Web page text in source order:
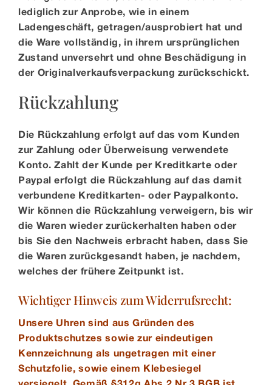
lediglich zur Anprobe, wie in einem
Ladengeschäft, getragen/ausprobiert hat und
die Ware vollständig, in ihrem ursprünglichen
Zustand unversehrt und ohne Beschädigung in
der Originalverkaufsverpackung zurückschickt.
Rückzahlung
Die Rückzahlung erfolgt auf das vom Kunden
zur Zahlung oder Überweisung verwendete
Konto. Zahlt der Kunde per Kreditkarte oder
Paypal erfolgt die Rückzahlung auf das damit
verbundene Kreditkarten- oder Paypalkonto.
Wir können die Rückzahlung verweigern, bis wir
die Waren wieder zurückerhalten haben oder
bis Sie den Nachweis erbracht haben, dass Sie
die Waren zurückgesandt haben, je nachdem,
welches der frühere Zeitpunkt ist.
Wichtiger Hinweis zum Widerrufsrecht:
Unsere Uhren sind aus Gründen des
Produktschutzes sowie zur eindeutigen
Kennzeichnung als ungetragen mit einer
Schutzfolie, sowie einem Klebesiegel